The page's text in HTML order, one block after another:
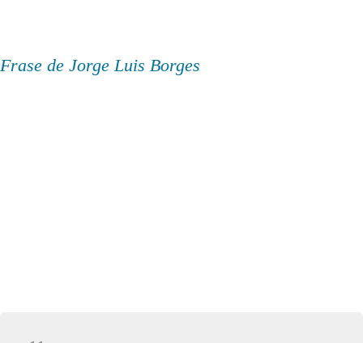
Frase de Jorge Luis Borges